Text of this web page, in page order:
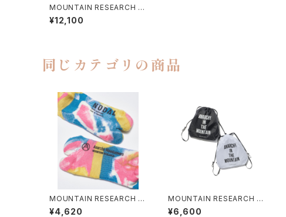
MOUNTAIN RESEARCH /
ANARCHO CUPS CASE
（L）
¥12,100
同じカテゴリの商品
MOUNTAIN RESEARCH /
TIE DYE TABI
¥4,620
MOUNTAIN RESEARCH /
WANDER PACK
¥6,600